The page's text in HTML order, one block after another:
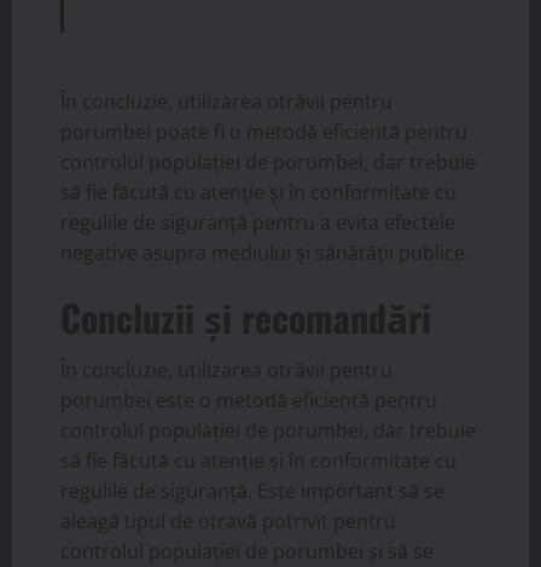
În concluzie, utilizarea otrăvii pentru
porumbei poate fi o metodă eficientă pentru
controlul populației de porumbei, dar trebuie
să fie făcută cu atenție și în conformitate cu
regulile de siguranță pentru a evita efectele
negative asupra mediului și sănătății publice.
Concluzii și recomandări
În concluzie, utilizarea otrăvii pentru
porumbei este o metodă eficientă pentru
controlul populației de porumbei, dar trebuie
să fie făcută cu atenție și în conformitate cu
regulile de siguranță. Este important să se
aleagă tipul de otravă potrivit pentru
controlul populației de porumbei și să se